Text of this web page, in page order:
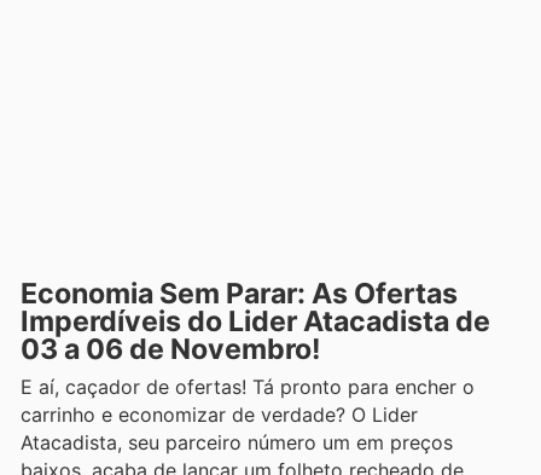
Economia Sem Parar: As Ofertas
Imperdíveis do Lider Atacadista de
03 a 06 de Novembro!
E aí, caçador de ofertas! Tá pronto para encher o
carrinho e economizar de verdade? O Lider
Atacadista, seu parceiro número um em preços
baixos, acaba de lançar um folheto recheado de